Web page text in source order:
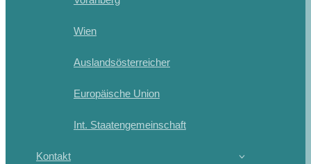
Wien
Auslandsösterreicher
Europäische Union
Int. Staatengemeinschaft
Kontakt